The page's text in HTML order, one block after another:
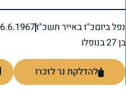
נפל ביוםכ"ז באייר תשכ"ז6.6.1967
בן 27 בנופלו
להדלקת נר לזכרו